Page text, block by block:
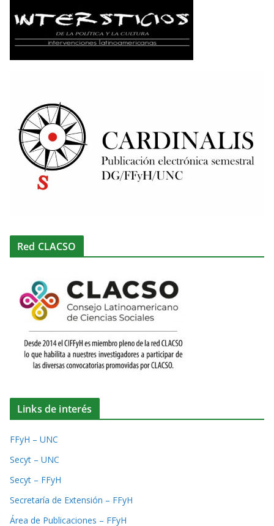
Red CLACSO
Links de interés
FFyH – UNC
Secyt – UNC
Secyt – FFyH
Secretaría de Extensión – FFyH
Área de Publicaciones – FFyH